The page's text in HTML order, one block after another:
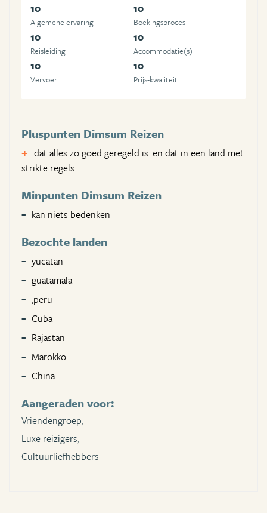
10
Algemene ervaring
10
Boekingsproces
10
Reisleiding
10
Accommodatie(s)
10
Vervoer
10
Prijs-kwaliteit
Pluspunten Dimsum Reizen
dat alles zo goed geregeld is. en dat in een land met
strikte regels
Minpunten Dimsum Reizen
kan niets bedenken
Bezochte landen
yucatan
guatamala
,peru
Cuba
Rajastan
Marokko
China
Aangeraden voor:
Vriendengroep,
Luxe reizigers,
Cultuurliefhebbers